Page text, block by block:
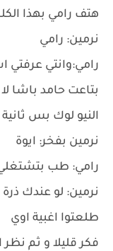
هتف رامي بهذا
نرمين: رامي
رامي:وانتي عرفتي
بتاعت حامد باشا
النيو لوك بس
نرمين بفخر: ايوة
رامي: طب
نرمين: لو عندك
طلعتوا اغبية اوي
فكر قليلا و ثم